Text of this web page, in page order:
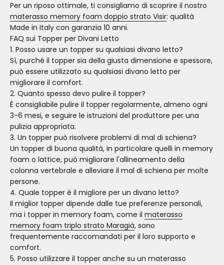
Per un riposo ottimale, ti consigliamo di scoprire il nostro
materasso memory foam doppio strato Visir: qualità
Made in Italy con garanzia 10 anni.
FAQ sui Topper per Divani Letto
1. Posso usare un topper su qualsiasi divano letto?
Sì, purché il topper sia della giusta dimensione e spessore,
può essere utilizzato su qualsiasi divano letto per
migliorare il comfort.
2. Quanto spesso devo pulire il topper?
È consigliabile pulire il topper regolarmente, almeno ogni
3-6 mesi, e seguire le istruzioni del produttore per una
pulizia appropriata.
3. Un topper può risolvere problemi di mal di schiena?
Un topper di buona qualità, in particolare quelli in memory
foam o lattice, può migliorare l'allineamento della
colonna vertebrale e alleviare il mal di schiena per molte
persone.
4. Quale topper è il migliore per un divano letto?
Il miglior topper dipende dalle tue preferenze personali,
ma i topper in memory foam, come il materasso
memory foam triplo strato Maragià, sono
frequentemente raccomandati per il loro supporto e
comfort.
5. Posso utilizzare il topper anche su un materasso